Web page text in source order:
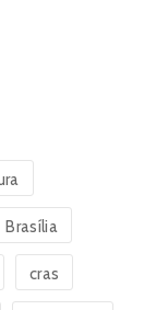
Brasília
cras